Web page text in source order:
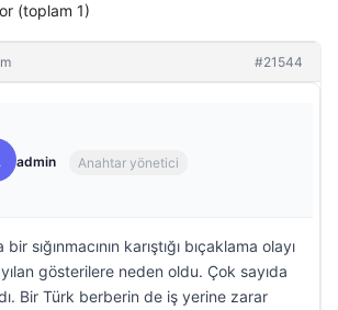
(toplam 1)
#21544
admin Anahtar yönetici
sığınmacının karıştığı bıçaklama olayı
gösterilere neden oldu. Çok sayıda
Bir Türk berberin de iş yerine zarar